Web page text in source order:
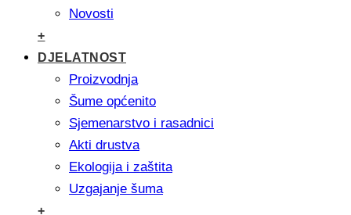
Novosti
+
DJELATNOST
Proizvodnja
Šume općenito
Sjemenarstvo i rasadnici
Akti drustva
Ekologija i zaštita
Uzgajanje šuma
+